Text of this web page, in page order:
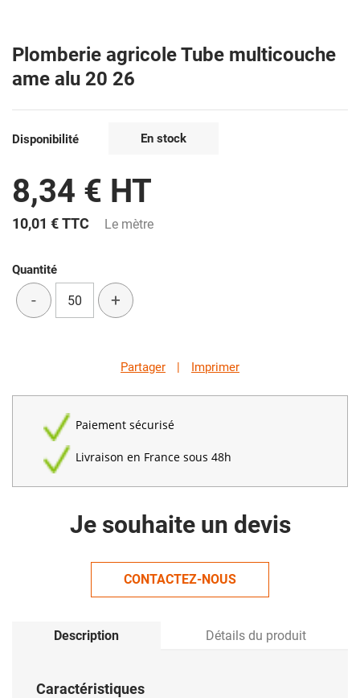
Plomberie agricole Tube multicouche
ame alu 20 26
Disponibilité En stock
8,34 € HT
10,01 €TTC Le mètre
Quantité
- +
Partager | Imprimer
Paiement sécurisé
Livraison en France sous 48h
Je souhaite un devis
CONTACTEZ-NOUS
Description Détails du produit
Caractéristiques